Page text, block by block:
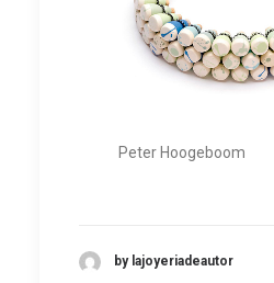
Peter Hoogeboom
by lajoyeriadeautor